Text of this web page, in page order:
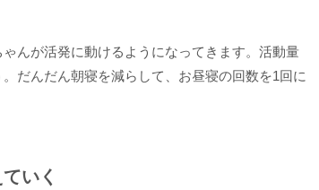
んが活発に動けるようになってきます。活動量
だんだん朝寝を減らして、お昼寝の回数を1回に
いく